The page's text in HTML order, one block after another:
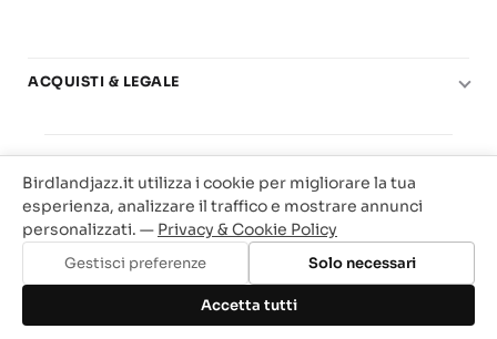
Aggiungi al carrello
Basi play-along
Offerte
Carta del Docente
ACQUISTI & LEGALE
Privacy & Cookie
Traccia il tuo ordine
Birdland Milano. P.Iva 12093700156
Web Agency Milano
Birdlandjazz.it utilizza i cookie per migliorare la tua
esperienza, analizzare il traffico e mostrare annunci
personalizzati. — Privacy & Cookie Policy
Gestisci preferenze Solo necessari
Accetta tutti